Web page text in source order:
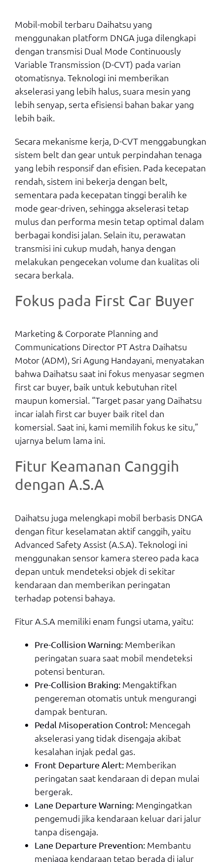
Mobil-mobil terbaru Daihatsu yang
menggunakan platform DNGA juga dilengkapi
dengan transmisi Dual Mode Continuously
Variable Transmission (D-CVT) pada varian
otomatisnya. Teknologi ini memberikan
akselerasi yang lebih halus, suara mesin yang
lebih senyap, serta efisiensi bahan bakar yang
lebih baik.
Secara mekanisme kerja, D-CVT menggabungkan
sistem belt dan gear untuk perpindahan tenaga
yang lebih responsif dan efisien. Pada kecepatan
rendah, sistem ini bekerja dengan belt,
sementara pada kecepatan tinggi beralih ke
mode gear-driven, sehingga akselerasi tetap
mulus dan performa mesin tetap optimal dalam
berbagai kondisi jalan. Selain itu, perawatan
transmisi ini cukup mudah, hanya dengan
melakukan pengecekan volume dan kualitas oli
secara berkala.
Fokus pada First Car Buyer
Marketing & Corporate Planning and
Communications Director PT Astra Daihatsu
Motor (ADM), Sri Agung Handayani, menyatakan
bahwa Daihatsu saat ini fokus menyasar segmen
first car buyer, baik untuk kebutuhan ritel
maupun komersial. “Target pasar yang Daihatsu
incar ialah first car buyer baik ritel dan
komersial. Saat ini, kami memilih fokus ke situ,”
ujarnya belum lama ini.
Fitur Keamanan Canggih
dengan A.S.A
Daihatsu juga melengkapi mobil berbasis DNGA
dengan fitur keselamatan aktif canggih, yaitu
Advanced Safety Assist (A.S.A). Teknologi ini
menggunakan sensor kamera stereo pada kaca
depan untuk mendeteksi objek di sekitar
kendaraan dan memberikan peringatan
terhadap potensi bahaya.
Fitur A.S.A memiliki enam fungsi utama, yaitu:
Pre-Collision Warning: Memberikan
peringatan suara saat mobil mendeteksi
potensi benturan.
Pre-Collision Braking: Mengaktifkan
pengereman otomatis untuk mengurangi
dampak benturan.
Pedal Misoperation Control: Mencegah
akselerasi yang tidak disengaja akibat
kesalahan injak pedal gas.
Front Departure Alert: Memberikan
peringatan saat kendaraan di depan mulai
bergerak.
Lane Departure Warning: Mengingatkan
pengemudi jika kendaraan keluar dari jalur
tanpa disengaja.
Lane Departure Prevention: Membantu
menjaga kendaraan tetap berada di jalur